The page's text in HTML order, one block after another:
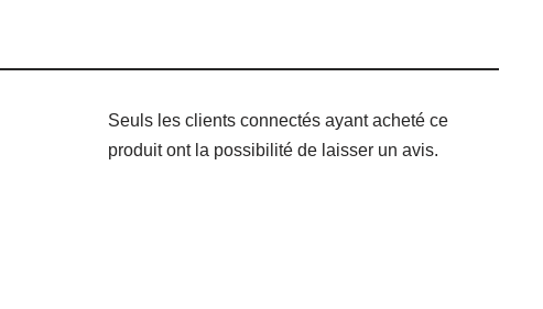
Seuls les clients connectés ayant acheté ce
produit ont la possibilité de laisser un avis.